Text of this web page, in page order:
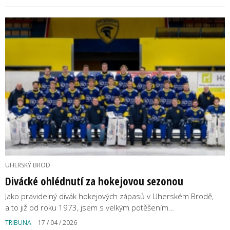
UHERSKÝ BROD
Divácké ohlédnutí za hokejovou sezonou
Jako pravidelný divák hokejových zápasů v Uherském Brodě,
a to již od roku 1973, jsem s velkým potěšením…
TRIBUNA 17 / 04 / 2026